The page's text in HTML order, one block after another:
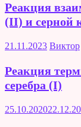
Реакция
(II) и серной
21.11.2023 Виктор
Реакция
серебра (I)
25.10.2020